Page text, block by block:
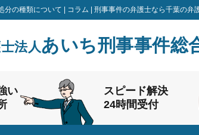
の種類について | コラム | 刑事事件の弁護士なら千葉の弁
法人あいち刑事事件総
い
スピード解決
24時間受付